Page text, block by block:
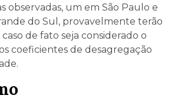
observadas, um em São Paulo e
do Sul, provavelmente terão
de fato seja considerado o
coeficientes de desagregação